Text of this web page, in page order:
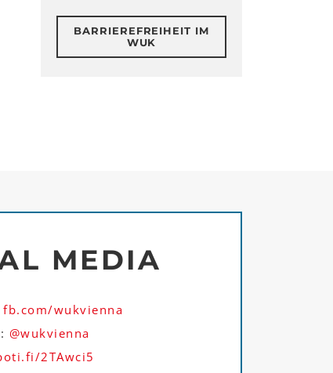
BARRIEREFREIHEIT IM
WUK
MEDIA
fb.com/wukvienna
: @wukvienna
2TAwci5